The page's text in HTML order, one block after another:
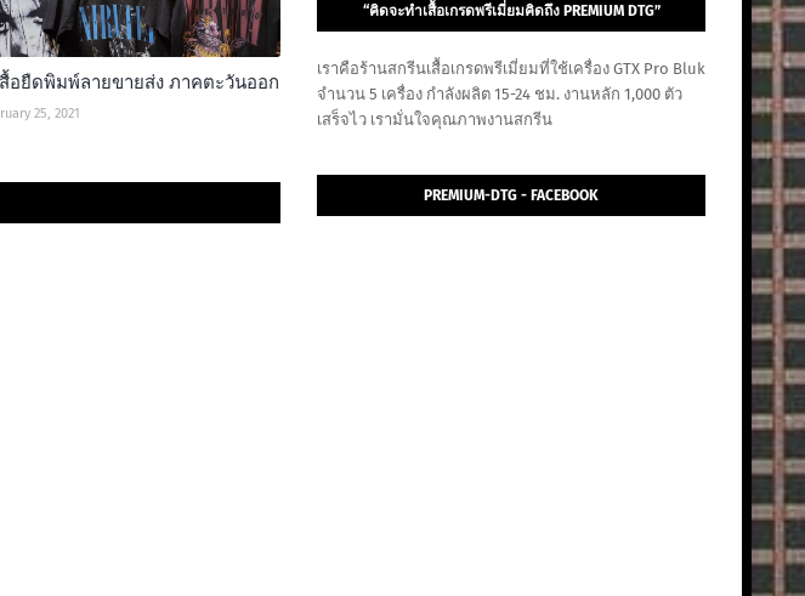
สื้อยืดพิมพ์ลายขายส่ง ภาคตะวันออก
25, 2021
“คิดจะทำเสื้อเกรดพรีเมี่ยมคิดถึง PREMIUM DTG”
เราคือร้านสกรีนเสื้อเกรดพรีเมี่ยมที่ใช้เครื่อง GTX Pro Bluk
จำนวน 5 เครื่อง กำลังผลิต 15-24 ชม. งานหลัก 1,000 ตัว
เสร็จไว เรามั่นใจคุณภาพงานสกรีน
PREMIUM-DTG - FACEBOOK